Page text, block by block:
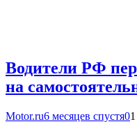
Водители РФ
на
Motor.ru6 месяцев спустя0